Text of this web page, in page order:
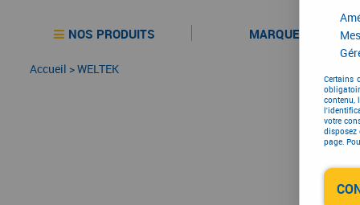
NOS PRODUITS MARQUES
Accueil >WELTEK
Certains
contenu,
votre
disposez
page.